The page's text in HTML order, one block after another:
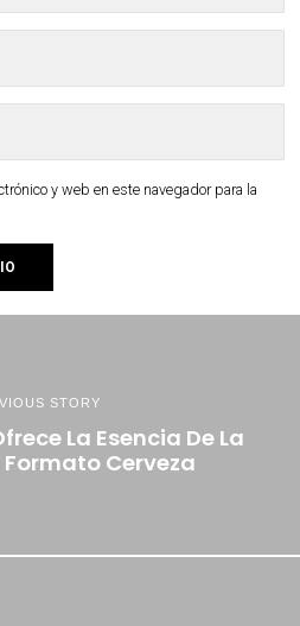
y web en este navegador para la
STORY
La Esencia De La
Cerveza